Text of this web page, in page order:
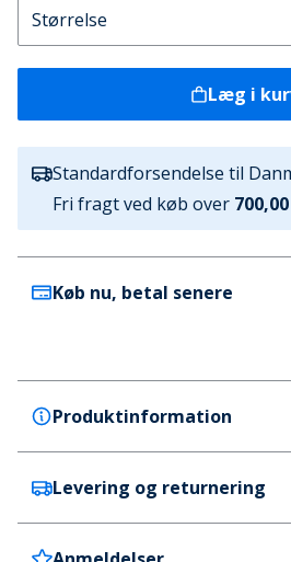
Læg i
Standardforsendelse til
Fri fragt ved køb over
Køb nu, betal senere
Produktinformation
adidas Originals
adidas Originals Dame
Bomulds Bralette Sort
Levering og returnering